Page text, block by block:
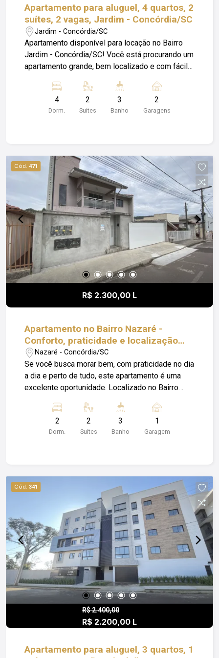
Apartamento para aluguel, 4 quartos, 2
suítes, 2 vagas, Jardim - Concórdia/SC
Jardim - Concórdia/SC
Apartamento disponível para locação no Bairro
Jardim - Concórdia/SC! Você está procurando um
apartamento grande, bem localizado e com fácil
valoriza espaço, conforto e praticidade no dia a
01 suíte de solteiro * 01 cozinha mobiliada * 01
perto esse imóvel completo em um dos bairros
mais procurados de Concórdia! Obs: Além do
valor de aluguel o locatário fica responsável pelo
pagamento de Condomínio; Luz; IPTU e Seguro
Incêndio.
4
Dorm.
2
Suítes
3
Banho
2
Garagens
Cód. 471
R$ 2.300,00 L
Apartamento no Bairro Nazaré -
Conforto, praticidade e localização
estratégica
Nazaré - Concórdia/SC
Se você busca morar bem, com praticidade no dia
a dia e perto de tudo, este apartamento é uma
excelente oportunidade. Localizado no Bairro
supermercado, ele oferece a comodidade de
resolver sua rotina com facilidade, sem precisar
de grandes deslocamentos - algo cada vez mais
integradas Cozinha funcional Área de serviço
separada 02 sacadas, sendo uma com
churrasqueira ideal para momentos de lazer
Diferenciais que fazem a diferença no dia a dia:
Água quente com sistema solar na cozinha e área
de serviço. Sem taxa de condomínio, apenas a
limpeza das escadas de cada andar. Água e luz
individuais. Obs: Além do valor de aluguel o
locatário fica responsável pelo pagamento de
Água, Luz; IPTU e Seguro Incêndio.
2
Dorm.
2
Suítes
3
Banho
1
Garagem
Cód. 341
R$ 2.400,00
R$ 2.200,00 L
Apartamento para aluguel, 3 quartos, 1